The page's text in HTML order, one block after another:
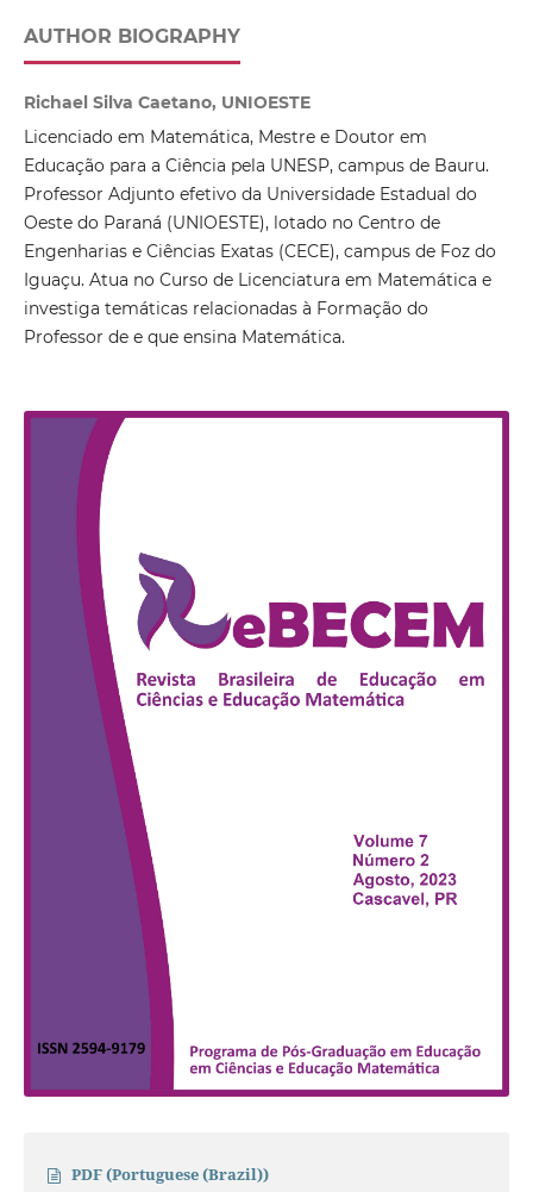
AUTHOR BIOGRAPHY
Richael Silva Caetano, UNIOESTE
Licenciado em Matemática, Mestre e Doutor em
Educação para a Ciência pela UNESP, campus de Bauru.
Professor Adjunto efetivo da Universidade Estadual do
Oeste do Paraná (UNIOESTE), lotado no Centro de
Engenharias e Ciências Exatas (CECE), campus de Foz do
Iguaçu. Atua no Curso de Licenciatura em Matemática e
investiga temáticas relacionadas à Formação do
Professor de e que ensina Matemática.
PDF (Portuguese (Brazil))